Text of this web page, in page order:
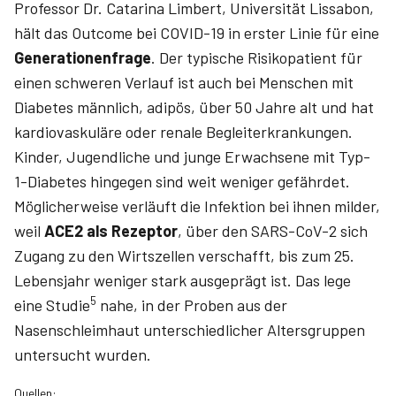
Professor Dr. Catarina Limbert, Universität Lissabon,
hält das Outcome bei COVID-19 in erster Linie für eine
Generationenfrage. Der typische Risikopatient für
einen schweren Verlauf ist auch bei Menschen mit
Diabetes männlich, adipös, über 50 Jahre alt und hat
kardiovaskuläre oder renale Begleit­erkrankungen.
Kinder, Jugendliche und junge Erwachsene mit Typ-
1-Diabetes hingegen sind weit weniger gefährdet.
Möglicherweise verläuft die Infektion bei ihnen milder,
weil ACE2 als Rezeptor, über den SARS-CoV-2 sich
Zugang zu den Wirtszellen verschafft, bis zum 25.
Lebensjahr weniger stark ausgeprägt ist. Das lege
eine Studie5 nahe, in der Proben aus der
Nasenschleimhaut unterschiedlicher Altersgruppen
untersucht wurden.
Quellen: